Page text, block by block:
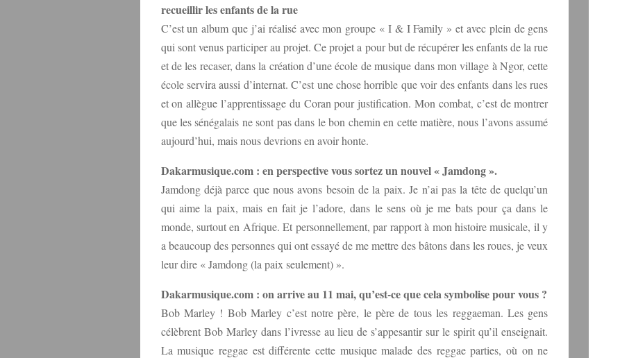
recueillir les enfants de la rue
C’est un album que j’ai réalisé avec mon groupe « I & I Family » et avec plein de gens
qui sont venus participer au projet. Ce projet a pour but de récupérer les enfants de la rue
et de les recaser, dans la création d’une école de musique dans mon village à Ngor, cette
école servira aussi d’internat. C’est une chose horrible que voir des enfants dans les rues
et on allègue l’apprentissage du Coran pour justification. Mon combat, c’est de montrer
que les sénégalais ne sont pas dans le bon chemin en cette matière, nous l’avons assumé
aujourd’hui, mais nous devrions en avoir honte.
Dakarmusique.com : en perspective vous sortez un nouvel « Jamdong ».
Jamdong déjà parce que nous avons besoin de la paix. Je n’ai pas la tête de quelqu’un
qui aime la paix, mais en fait je l’adore, dans le sens où je me bats pour ça dans le
monde, surtout en Afrique. Et personnellement, par rapport à mon histoire musicale, il y
a beaucoup des personnes qui ont essayé de me mettre des bâtons dans les roues, je veux
leur dire « Jamdong (la paix seulement) ».
Dakarmusique.com : on arrive au 11 mai, qu’est-ce que cela symbolise pour vous ?
Bob Marley ! Bob Marley c’est notre père, le père de tous les reggaeman. Les gens
célèbrent Bob Marley dans l’ivresse au lieu de s’appesantir sur le spirit qu’il enseignait.
La musique reggae est différente cette musique malade des reggae parties, où on ne